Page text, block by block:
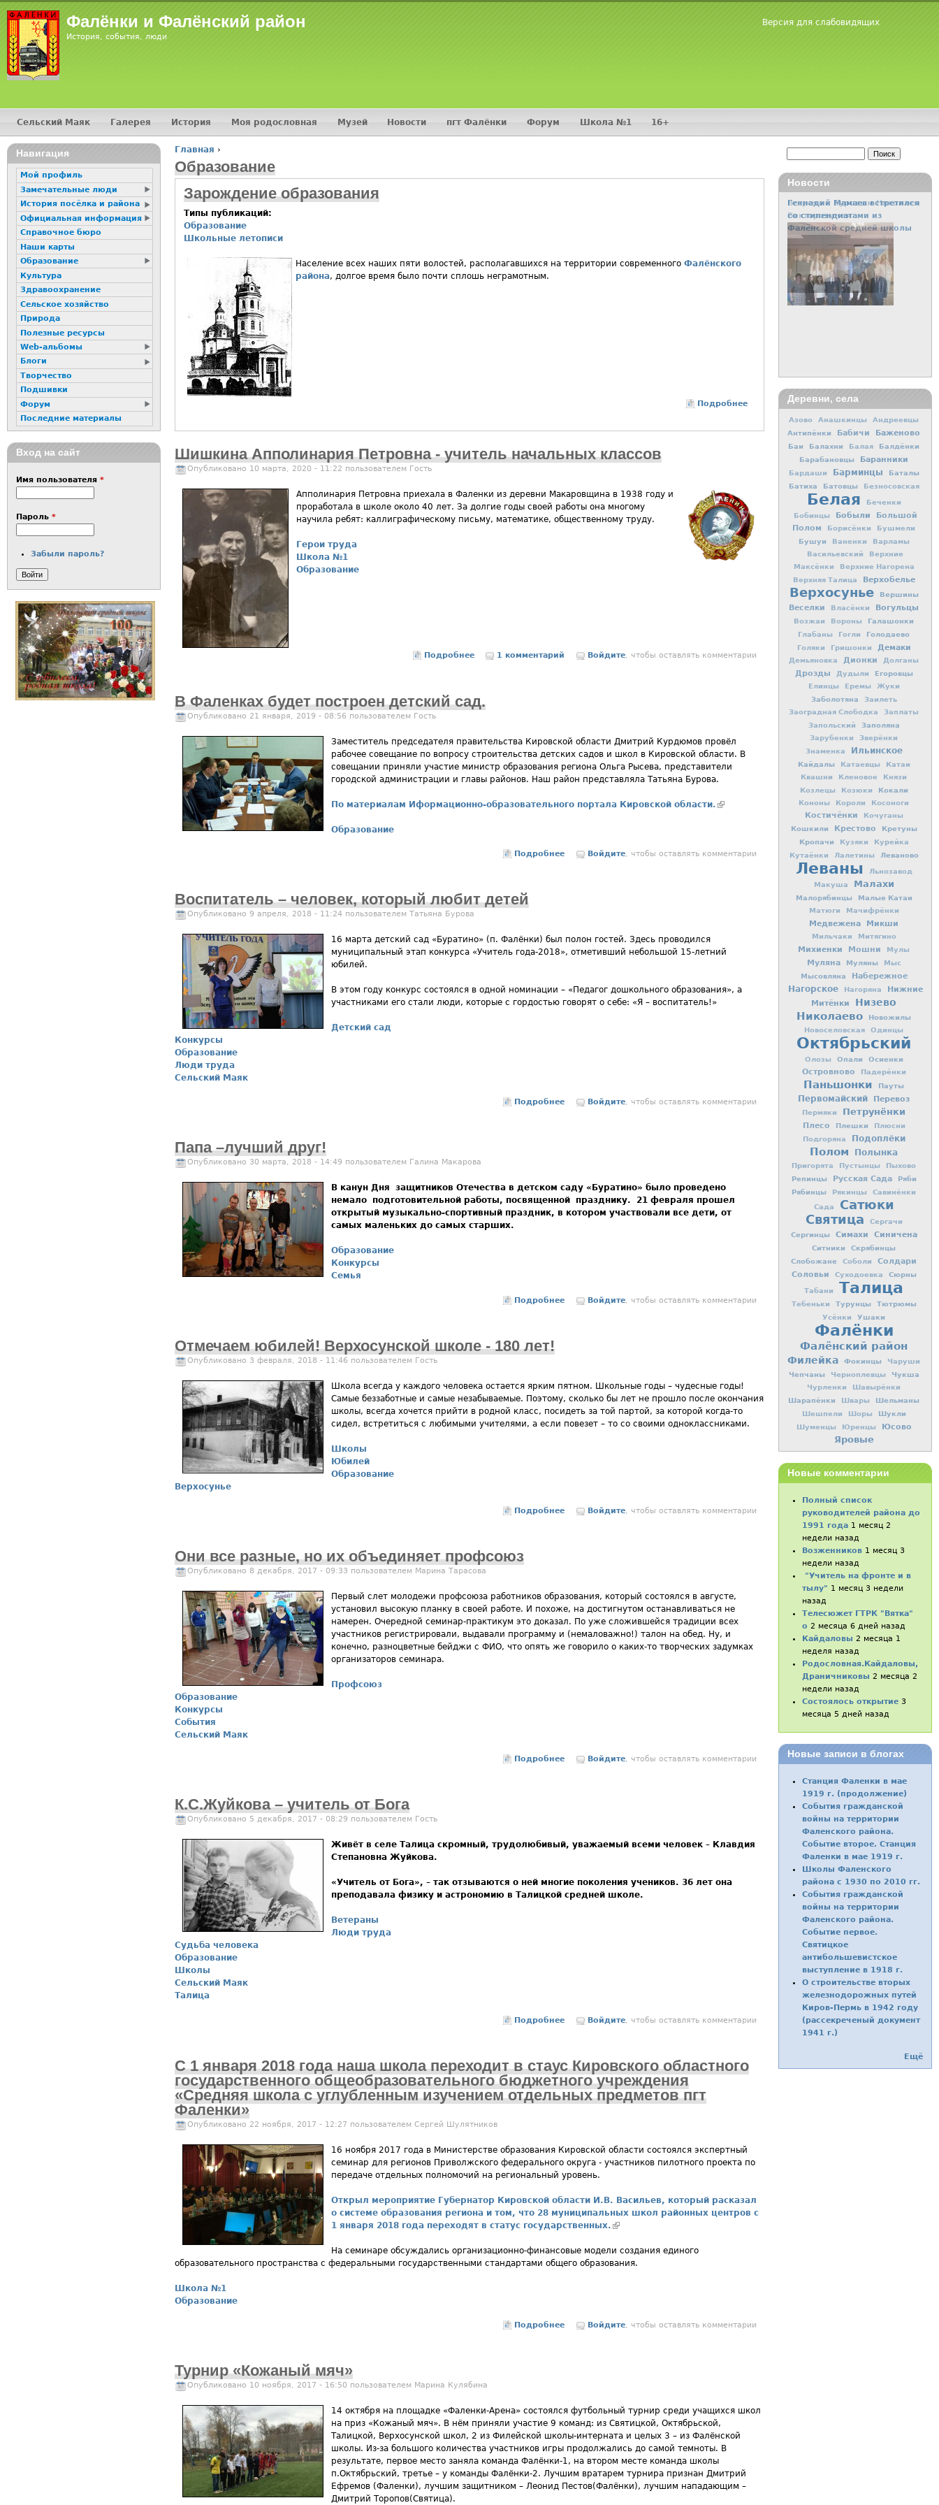
Фалёнки и Фалёнский район
История, события, люди
Версия для слабовидящих
Вы здесь
Главная ›
Образование
Зарождение образования
Типы публикаций:
Образование
Школьные летописи
Население всех наших пяти волостей, располагавшихся на территории современного Фалёнского
района, долгое время было почти сплошь неграмотным.
Подробнее о Зарождение образования
Шишкина Апполинария Петровна - учитель начальных классов
Опубликовано 10 марта, 2020 - 11:22 пользователем Гость
Апполинария Петровна приехала в Фаленки из деревни Макаровщина в 1938 году и
проработала в школе около 40 лет. За долгие годы своей работы она многому
научила ребят: каллиграфическому письму, математике, общественному труду.
Герои труда
Школа №1
Образование
Подробнеео Шишкина Апполинария Петровна - учитель начальных классов
1 комментарий Войдите, чтобы оставлять комментарии
В Фаленках будет построен детский сад.
Опубликовано 21 января, 2019 - 08:56 пользователем Гость
Заместитель председателя правительства Кировской области Дмитрий Курдюмов провёл
рабочее совещание по вопросу строительства детских садов и школ в Кировской области. В
совещании приняли участие министр образования региона Ольга Рысева, представители
городской администрации и главы районов. Наш район представляла Татьяна Бурова.
По материалам Иформационно-образовательного портала Кировской области. (внешняя ссылка)
Образование
Подробнее о В Фаленках будет построен детский сад.
Войдите, чтобы оставлять комментарии
Воспитатель – человек, который любит детей
Опубликовано 9 апреля, 2018 - 11:24 пользователем Татьяна Бурова
16 марта детский сад «Буратино» (п. Фалёнки) был полон гостей. Здесь проводился
муниципальный этап конкурса «Учитель года-2018», отметивший небольшой 15-летний
юбилей.
В этом году конкурс состоялся в одной номинации – «Педагог дошкольного образования», а
участниками его стали люди, которые с гордостью говорят о себе: «Я – воспитатель!»
Детский сад
Конкурсы
Образование
Люди труда
Сельский Маяк
Подробнее о Воспитатель – человек, который любит детей
Войдите, чтобы оставлять комментарии
Папа –лучший друг!
Опубликовано 30 марта, 2018 - 14:49 пользователем Галина Макарова
В канун Дня защитников Отечества в детском саду «Буратино» было проведено
немало подготовительной работы, посвященной празднику. 21 февраля прошел
открытый музыкально-спортивный праздник, в котором участвовали все дети, от
самых маленьких до самых старших.
Образование
Конкурсы
Семья
Подробнее о Папа –лучший друг!
Войдите , чтобы оставлять комментарии
Отмечаем юбилей! Верхосунской школе - 180 лет!
Опубликовано 3 февраля, 2018 - 11:46 пользователем Гость
Школа всегда у каждого человека остается ярким пятном. Школьные годы – чудесные годы!
Самые беззаботные и самые незабываемые. Поэтому, сколько бы лет не прошло после окончания
школы, всегда хочется прийти в родной класс, посидеть за той партой, за которой когда-то
сидел, встретиться с любимыми учителями, а если повезет – то со своими одноклассниками.
Школы
Юбилей
Образование
Верхосунье
Подробнее о Отмечаем юбилей! Верхосунской школе - 180 лет!
Войдите, чтобы оставлять комментарии
Они все разные, но их объединяет профсоюз
Опубликовано 8 декабря, 2017 - 09:33 пользователем Марина Тарасова
Первый слет молодежи профсоюза работников образования, который состоялся в августе,
установил высокую планку в своей работе. И похоже, на достигнутом останавливаться не
намерен. Очередной семинар-практикум это доказал. По уже сложившейся традиции всех
участников регистрировали, выдавали программу и (немаловажно!) талон на обед. Ну, и
конечно, разноцветные бейджи с ФИО, что опять же говорило о каких-то творческих задумках
организаторов семинара.
Профсоюз
Образование
Конкурсы
События
Сельский Маяк
Подробнее о Они все разные, но их объединяет профсоюз
Войдите, чтобы оставлять комментарии
К.С.Жуйкова – учитель от Бога
Опубликовано 5 декабря, 2017 - 08:29 пользователем Гость
Живёт в селе Талица скромный, трудолюбивый, уважаемый всеми человек – Клавдия
Степановна Жуйкова.
«Учитель от Бога», – так отзываются о ней многие поколения учеников. 36 лет она
преподавала физику и астрономию в Талицкой средней школе.
Ветераны
Люди труда
Судьба человека
Образование
Школы
Сельский Маяк
Талица
Подробнее о К.С.Жуйкова – учитель от Бога
Войдите, чтобы оставлять комментарии
С 1 января 2018 года наша школа переходит в стаус Кировского областного
государственного общеобразовательного бюджетного учреждения
«Средняя школа с углубленным изучением отдельных предметов пгт
Фаленки»
Опубликовано 22 ноября, 2017 - 12:27 пользователем Сергей Шулятников
16 ноября 2017 года в Министерстве образования Кировской области состоялся экспертный
семинар для регионов Приволжского федерального округа - участников пилотного проекта по
передаче отдельных полномочий на региональный уровень.
Открыл мероприятие Губернатор Кировской области И.В. Васильев, который расказал
о системе образования региона и том, что 28 муниципальных школ районных центров с
1 января 2018 года переходят в статус государственных. (внешняя ссылка)
На семинаре обсуждались организационно-финансовые модели создания единого
образовательного пространства с федеральными государственными стандартами общего образования.
Школа №1
Образование
Подробнее
о С 1 января 2018 года наша школа переходит в стаус Кировского областного
Войдите, чтобы оставлять комментарии
Турнир «Кожаный мяч»
Опубликовано 10 ноября, 2017 - 16:50 пользователем Марина Кулябина
14 октября на площадке «Фаленки-Арена» состоялся футбольный турнир среди учащихся школ
на приз «Кожаный мяч». В нём приняли участие 9 команд: из Святицкой, Октябрьской,
Талицкой, Верхосунской школ, 2 из Филейской школы-интерната и целых 3 – из Фалёнской
школы. Из-за большого количества участников игры продолжались до самой темноты. В
результате, первое место заняла команда Фалёнки-1, на втором месте команда школы
п.Октябрьский, третье – у команды Фалёнки-2. Лучшим вратарем турнира признан Дмитрий
Ефремов (Фаленки), лучшим защитником – Леонид Пестов(Фалёнки), лучшим нападающим –
Дмитрий Торопов(Святица).
Главное меню
Сельский Маяк Галерея История Моя родословная Музей Новости пгт Фалёнки Форум Школа №1 16+
Навигация
Мой профиль
Замечательные люди
История посёлка и района
Официальная информация
Справочное бюро
Наши карты
Образование
Культура
Здравоохранение
Сельское хозяйство
Природа
Полезные ресурсы
Web-альбомы
Блоги
Творчество
Подшивки
Форум
Последние материалы
Вход на сайт
Имя пользователя *
Пароль *
Забыли пароль?
Новости
Встреча с Буровым Николаем
Викторовичем
Деревни, села
Азово Анашкинцы Андреевцы
Антипёнки Бабичи Баженово
Баи Балахни Балая
Балдёнки
Барабановцы
Баранники
Бардаши Барминцы
Баталы
Батиха
Батовцы Безносовская
Белая
Беченки
Бобинцы
Бобыли
Большой
Полом
Борисёнки Бушмели
Бушуи Ваненки
Варламы
Васильевский
Верхние
Максёнки
Верхние Нагорена
Верхняя Талица
Верхобелье
Верхосунье Вершины
Веселки Власёнки Вогульцы
Возжаи Вороны Галашонки
Глабаны Гогли Голодаево
Голяки Гришонки Демаки
Демьяновка Дионки Долганы
Дрозды Дудыли Егоровцы
Елинцы Еремы Жуки
Заболотяна
Заилеть
Заоградная Слободка
Заплаты
Запольский
Заполяна
Зарубенки
Зверёнки
Знаменка
Ильинское
Кайдалы Катаевцы
Катаи
Квашни
Кленовое
Князи
Козлецы
Козюки Кокали
Кононы Короли Косоноги
Костичёнки Кочуганы
Кошкили Крестово
Кретуны
Кропачи
Кузяки
Курейка
Кутаёнки
Лалетины Леваново
Леваны
Льнозавод
Макуша
Малахи
Малорябинцы Малые Катаи
Матюги Мачифрёнки
Медвежена Микши
Мильчаки Митягино
Михиенки Мошни Мулы
Муляна Муляны Мыс
Мысовляна Набережное
Нагорское Нагоряна
Нижние
Митёнки
Низево
Николаево Новожилы
Новоселовская Одинцы
Октябрьский
Олозы Опали Осиенки
Островново Падерёнки
Паньшонки Пауты
Первомайский Перевоз
Пермяки Петрунёнки
Плесо Плешки
Плюсни
Подгоряна
Подоплёки
Полом Полынка
Пригорята Пустынцы Пыхово
Репинцы Русская Сада
Ряби
Рябинцы
Рякинцы
Савинёнки
Сада
Сатюки
Святица
Сергачи
Сергинцы Симахи Синичена
Ситники
Скрябинцы
Слобожане
Соболи
Солдари
Соловьи
Суходоевка Сюрны
Табани Талица
Тебеньки Турунцы Тютрюмы
Усёнки Ушаки
Фалёнки
Фалёнский район
Филейка Фокинцы Чаруши
Чепчаны Черноплевцы Чукша
Чурленки Шавырёнки
Шарапёнки Швары Шельманы
Шешпели Шоры Шукли
Шуменцы Юренцы Юсово
Яровые
Новые комментарии
Полный список
руководителей района до
1991 года 1 месяц 2
недели назад
Возженников 1 месяц 3
недели назад
"Учитель на фронте и в
тылу" 1 месяц 3 недели
назад
Телесюжет ГТРК "Вятка"
о 2 месяца 6 дней назад
Кайдаловы 2 месяца 1
неделя назад
Родословная.Кайдаловы,
Драничниковы 2 месяца 2
недели назад
Состоялось открытие 3
месяца 5 дней назад
Новые записи в блогах
Станция Фаленки в мае
1919 г. (продолжение)
События гражданской
войны на территории
Фаленского района.
Событие второе. Станция
Фаленки в мае 1919 г.
Школы Фаленского
района с 1930 по 2010 гг.
События гражданской
войны на территории
Фаленского района.
Событие первое.
Святицкое
антибольшевистское
выступление в 1918 г.
О строительстве вторых
железнодорожных путей
Киров-Пермь в 1942 году
(рассекреченый документ
1941 г.)
Ещё